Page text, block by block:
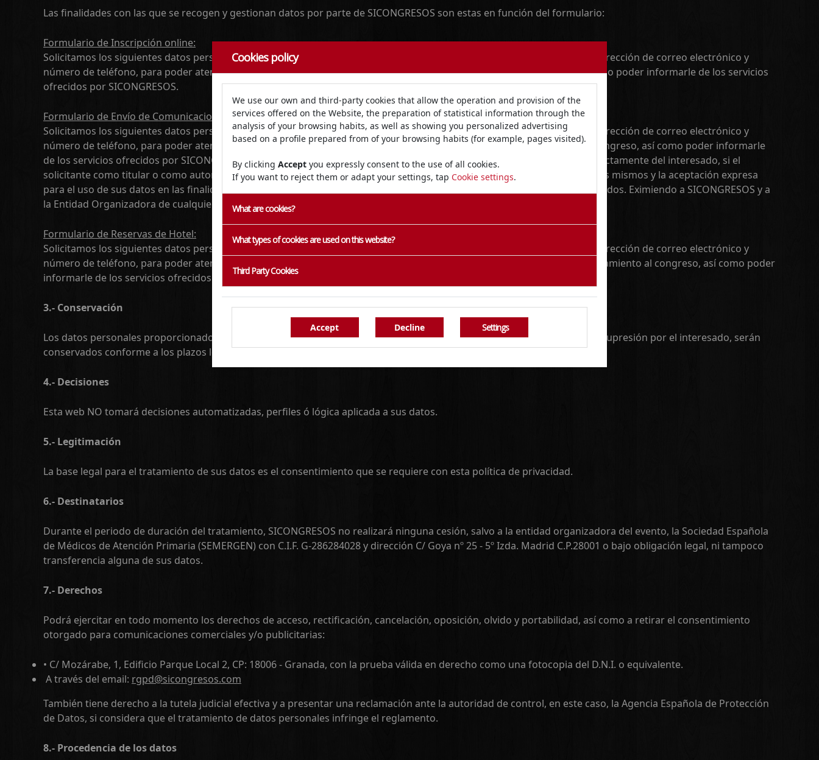
Cookies policy
We use our own and third-party cookies that allow the operation and provision of the
services offered on the Website, the preparation of statistical information through the
analysis of your browsing habits, as well as showing you personalized advertising
based on a profile prepared from of your browsing habits (for example, pages visited).
By clicking Accept you expressly consent to the use of all cookies.
If you want to reject them or adapt your settings, tap Cookie settings.
What are cookies?
What types of cookies are used on this website?
Third Party Cookies
Settings
Las finalidades con las que se recogen y gestionan datos por parte de SICONGRESOS son estas en función del formulario:
Formulario de Inscripción online:
Solicitamos los siguientes datos personales: nombre, apellidos, DNI, población, provincia, dirección, país, código postal, dirección de correo electrónico y
número de teléfono, para poder atender las solicitudes de consulta remitidas, tramitar su inscripción al congreso, así como poder informarle de los servicios
ofrecidos por SICONGRESOS.
Formulario de Envío de Comunicaciones:
Solicitamos los siguientes datos personales: nombre, apellidos, DNI, población, provincia, dirección, país, código postal, dirección de correo electrónico y
número de teléfono, para poder atender las solicitudes de consulta remitidas, tramitar las comunicaciones enviadas al congreso, así como poder informarle
de los servicios ofrecidos por SICONGRESOS. Procedencia de los datos: Los datos personales que tratamos proceden directamente del interesado, si el
solicitante como titular o como autor facilita datos de tercero, manifiesta contar previamente con el consentimiento de los mismos y la aceptación expresa
para el uso de sus datos en las finalidades descritas en el presente documento que debe de darse a conocer a los interesados. Eximiendo a SICONGRESOS y a
la Entidad Organizadora de cualquier responsabilidad en este sentido.
Formulario de Reservas de Hotel:
Solicitamos los siguientes datos personales: nombre, apellidos, DNI, población, provincia, dirección, país, código postal, dirección de correo electrónico y
número de teléfono, para poder atender las solicitudes de consulta remitidas, tramitar sus solicitudes de reservas de alojamiento al congreso, así como poder
informarle de los servicios ofrecidos por SICONGRESOS .
3.- Conservación
Los datos personales proporcionados se conservarán mientras se mantenga la relación con la entidad y no se solicite su supresión por el interesado, serán
conservados conforme a los plazos legales establecidos por las normativas que les puedan ser de aplicación.
4.- Decisiones
Esta web NO tomará decisiones automatizadas, perfiles ó lógica aplicada a sus datos.
5.- Legitimación
La base legal para el tratamiento de sus datos es el consentimiento que se requiere con esta política de privacidad.
6.- Destinatarios
Durante el periodo de duración del tratamiento, SICONGRESOS no realizará ninguna cesión, salvo a la entidad organizadora del evento, la Sociedad Española
de Médicos de Atención Primaria (SEMERGEN) con C.I.F. G-286284028 y dirección C/ Goya nº 25 - 5º Izda. Madrid C.P.28001 o bajo obligación legal, ni tampoco
transferencia alguna de sus datos.
7.- Derechos
Podrá ejercitar en todo momento los derechos de acceso, rectificación, cancelación, oposición, olvido y portabilidad, así como a retirar el consentimiento
otorgado para comunicaciones comerciales y/o publicitarias:
• C/ Mozárabe, 1, Edificio Parque Local 2, CP: 18006 - Granada, con la prueba válida en derecho como una fotocopia del D.N.I. o equivalente.
A través del email: rgpd@sicongresos.com
También tiene derecho a la tutela judicial efectiva y a presentar una reclamación ante la autoridad de control, en este caso, la Agencia Española de Protección
de Datos, si considera que el tratamiento de datos personales infringe el reglamento.
8.- Procedencia de los datos